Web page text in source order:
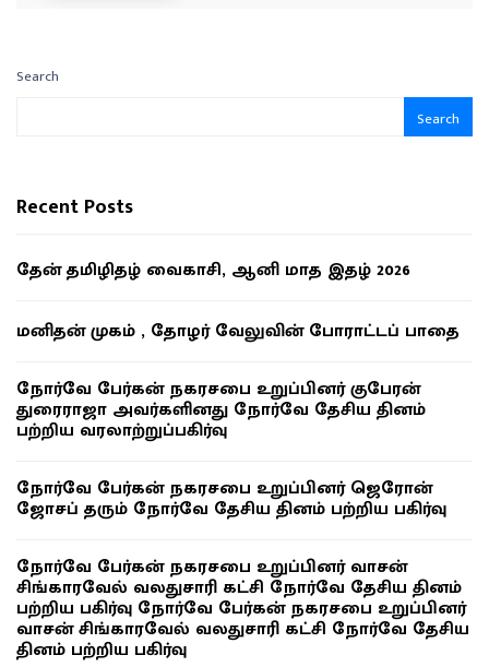
Search
Search
Recent Posts
தேன் தமிழிதழ் வைகாசி, ஆனி மாத இதழ் 2026
மனிதன் முகம் , தோழர் வேலுவின் போராட்டப் பாதை
நோர்வே பேர்கன் நகரசபை உறுப்பினர் குபேரன்
துரைராஜா அவர்களினது நோர்வே தேசிய தினம்
பற்றிய வரலாற்றுப்பகிர்வு
நோர்வே பேர்கன் நகரசபை உறுப்பினர் ஜெரோன்
ஜோசப் தரும் நோர்வே தேசிய தினம் பற்றிய பகிர்வு
நோர்வே பேர்கன் நகரசபை உறுப்பினர் வாசன்
சிங்காரவேல் வலதுசாரி கட்சி நோர்வே தேசிய தினம்
பற்றிய பகிர்வு நோர்வே பேர்கன் நகரசபை உறுப்பினர்
வாசன் சிங்காரவேல் வலதுசாரி கட்சி நோர்வே தேசிய
தினம் பற்றிய பகிர்வு